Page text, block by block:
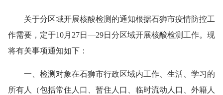
关于分区域开展核酸检测的通知根据石狮市疫情防控工
作需要，定于10月27日—29日分区域开展核酸检测工作。现
将有关事项通知如下：
一、检测对象在石狮市行政区域内工作、生活、学习的
所有人（包括常住人口、暂住人口、临时流动人口、外籍人